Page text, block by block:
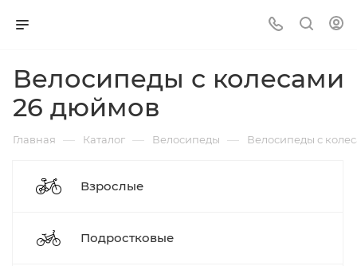
Велосипеды с колесами
26 дюймов
Главная — Каталог — Велосипеды — Велосипеды с
Взрослые
Подростковые